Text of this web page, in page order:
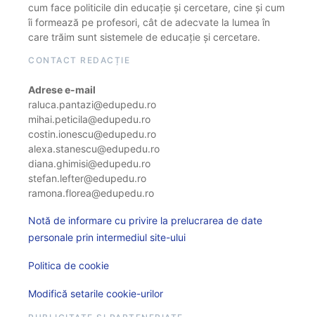
cum face politicile din educație și cercetare, cine și cum
îi formează pe profesori, cât de adecvate la lumea în
care trăim sunt sistemele de educație și cercetare.
CONTACT REDACȚIE
Adrese e-mail
raluca.pantazi@edupedu.ro
mihai.peticila@edupedu.ro
costin.ionescu@edupedu.ro
alexa.stanescu@edupedu.ro
diana.ghimisi@edupedu.ro
stefan.lefter@edupedu.ro
ramona.florea@edupedu.ro
Notă de informare cu privire la prelucrarea de date
personale prin intermediul site-ului
Politica de cookie
Modifică setarile cookie-urilor